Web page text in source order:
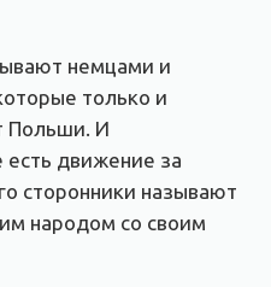
немцами и
только и
Польши. И
есть движение за
сторонники называют
народом со своим